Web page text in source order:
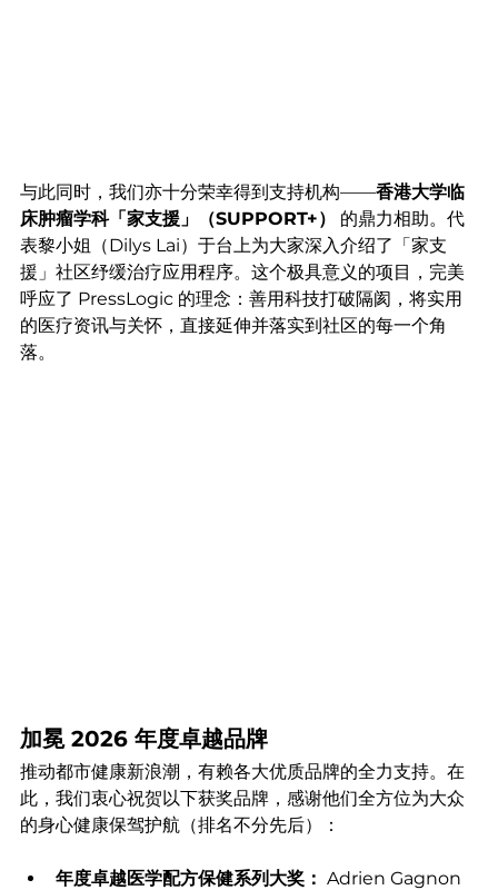
与此同时，我们亦十分荣幸得到支持机构——香港大学临
床肿瘤学科「家支援」（SUPPORT+）
的鼎力相助。代
表黎小姐（Dilys Lai）于台上为大家深入介绍了「家支
援」社区纾缓治疗应用程序。这个极具意义的项目，完美
呼应了 PressLogic 的理念：善用科技打破隔阂，将实用
的医疗资讯与关怀，直接延伸并落实到社区的每一个角
落。
加冕 2026 年度卓越品牌
推动都市健康新浪潮，有赖各大优质品牌的全力支持。在
此，我们衷心祝贺以下获奖品牌，感谢他们全方位为大众
的身心健康保驾护航（排名不分先后）：
年度卓越医学配方保健系列大奖： Adrien Gagnon